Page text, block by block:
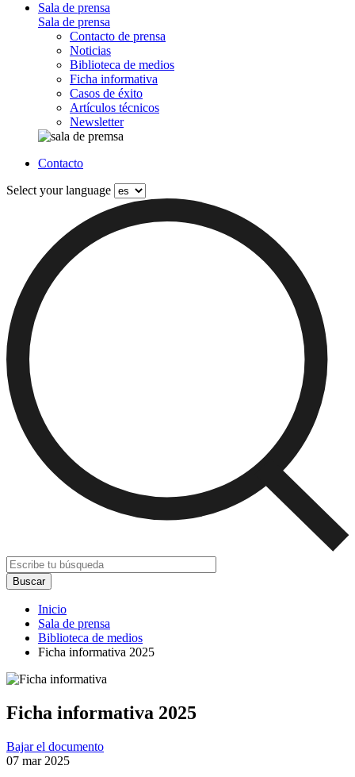
Sala de prensa
Sala de prensa
Contacto de prensa
Noticias
Biblioteca de medios
Ficha informativa
Casos de éxito
Artículos técnicos
Newsletter
Contacto
Select your language
Inicio
Sala de prensa
Biblioteca de medios
Ficha informativa 2025
Ficha informativa 2025
Bajar el documento
07 mar 2025